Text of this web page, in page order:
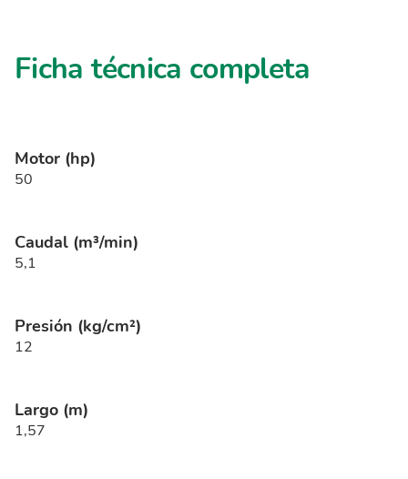
Ficha técnica completa
Motor (hp)
50
Caudal (m³/min)
5,1
Presión (kg/cm²)
12
Largo (m)
1,57